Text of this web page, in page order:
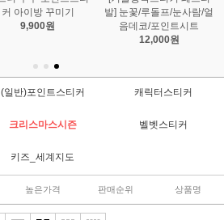
(일반)포인트스티커 캐릭터스티커
크리스마스시즌 벨벳스티커
키즈_세계지도
높은가격 판매순위 상품명